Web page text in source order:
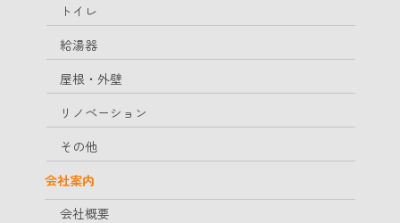
トイレ
給湯器
屋根・外壁
リノベーション
その他
会社案内
会社概要